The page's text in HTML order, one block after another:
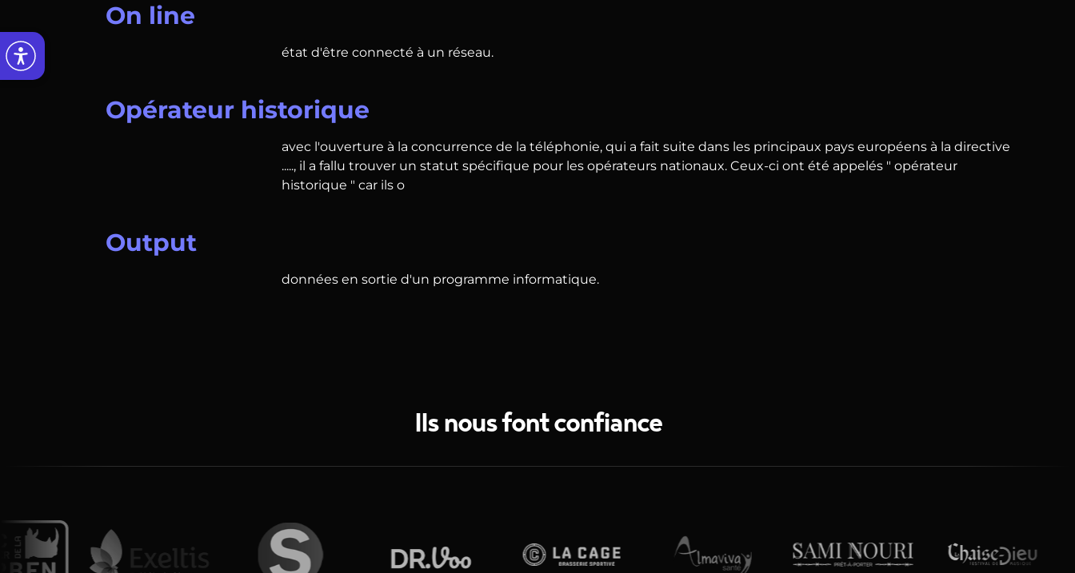
On line
état d'être connecté à un réseau.
Opérateur historique
avec l'ouverture à la concurrence de la téléphonie, qui a fait suite dans les principaux pays européens à la directive
....., il a fallu trouver un statut spécifique pour les opérateurs nationaux. Ceux-ci ont été appelés " opérateur
historique " car ils o
Output
données en sortie d'un programme informatique.
Ils nous font confiance